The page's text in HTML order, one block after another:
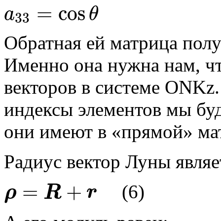
a33 = cos θ
Обратная ей матрица
Именно она нужна нам,
векторов в системе
индексы элементов мы
они имеют в «прямой»
Радиус вектор Луны
ρ = R + r
ρ=R r
(6)